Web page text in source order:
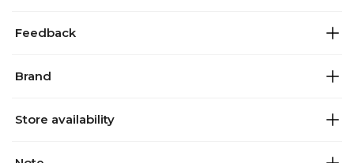
Feedback
Brand
Store availability